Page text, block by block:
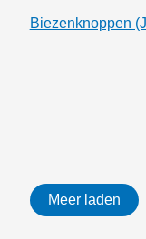
Biezenknoppen
Meer laden